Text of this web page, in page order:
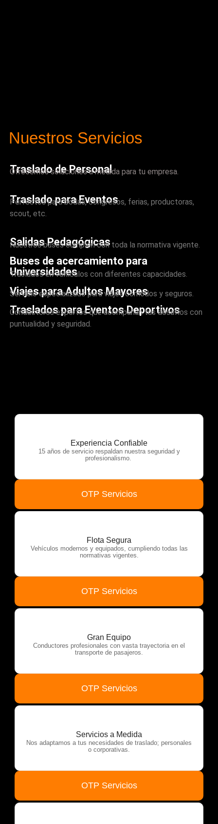
Nuestros Servicios
Traslado de Personal
Ofrecemos soluciones a medida para tu empresa.
Traslado para Eventos
Perfectos para bodas, congresos, ferias, productoras,
scout, etc.
Salidas Pedagógicas
Nuestros buses cumplen con toda la normativa vigente.
Buses de acercamiento para
Universidades
Traslados en vehículos con diferentes capacidades.
Viajes para Adultos Mayores
Servicio especializado para viajes cómodos y seguros.
Traslados para Eventos Deportivos
Conductores expertos que acompañan tus desafíos con
puntualidad y seguridad.
Experiencia Confiable
15 años de servicio respaldan nuestra seguridad y
profesionalismo.
OTP Servicios
Flota Segura
Vehículos modernos y equipados, cumpliendo todas las
normativas vigentes.
OTP Servicios
Gran Equipo
Conductores profesionales con vasta trayectoria en el
transporte de pasajeros.
OTP Servicios
Servicios a Medida
Nos adaptamos a tus necesidades de traslado; personales
o corporativas.
OTP Servicios